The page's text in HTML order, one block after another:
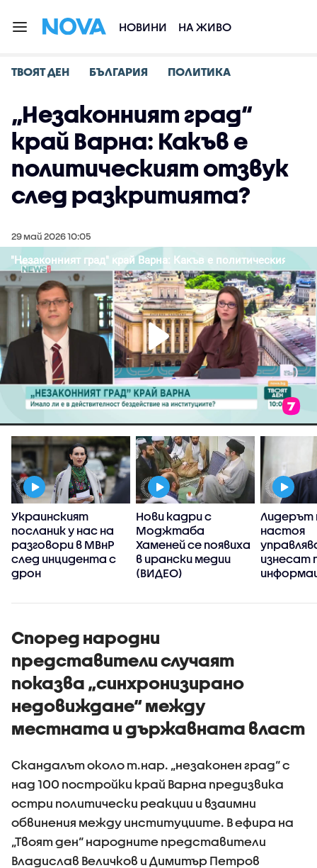
НОВИНИ НА ЖИВО
ТВОЯТ ДЕН БЪЛГАРИЯ ПОЛИТИКА
„Незаконният град“
край Варна: Какъв е
политическият отзвук
след разкритията?
29 май 2026 10:05
Украинският
посланик у нас на
разговори в МВнР
след инцидента с
дрон
Нови кадри с
Моджтаба
Хаменей се появиха
в ирански медии
(ВИДЕО)
Лидерът
настоя
изнесат
Кардам
Според народни
представители случаят
показва „синхронизирано
недовиждане“ между
местната и държавната власт
Скандалът около т.нар. „незаконен град“ с
над 100 постройки край Варна предизвика
остри политически реакции и взаимни
обвинения между институциите. В ефира на
„Твоят ден“ народните представители
Владислав Величков и Димитър Петров